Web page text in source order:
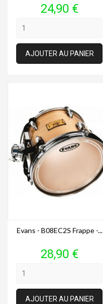
Prix
24,90 €
AJOUTER AU PANIER
Evans - B08EC2S Frappe -...
Prix
28,90 €
AJOUTER AU PANIER